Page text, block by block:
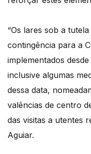
“Os lares sob a
contingência para a
implementados
inclusive algumas
dessa data,
valências de centro
das visitas a utentes
Aguiar.